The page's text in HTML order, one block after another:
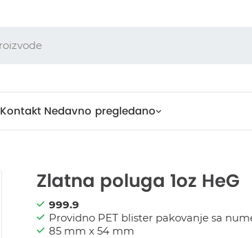
Kontakt Nedavno pregledano
Zlatna poluga 1oz HeG
999.9
Providno PET blister pakovanje sa
85 mm x 54 mm